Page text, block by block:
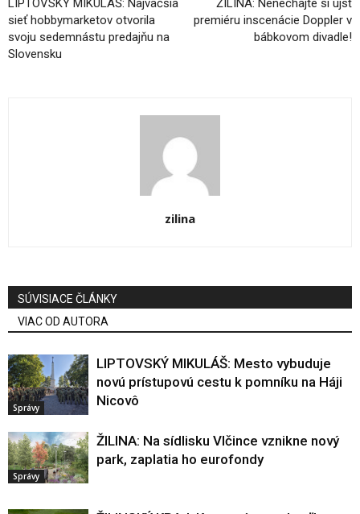
LIPTOVSKÝ MIKULÁŠ: Najväčšia
sieť hobbymarketov otvorila
svoju sedemnástu predajňu na
Slovensku
ŽILINA: Nenechajte si ujsť
premiéru inscenácie Doppler v
bábkovom divadle!
zilina
SÚVISIACE ČLÁNKY
VIAC OD AUTORA
Správy
LIPTOVSKÝ MIKULÁŠ: Mesto vybuduje
novú prístupovú cestu k pomníku na Háji
Nicovô
Správy
ŽILINA: Na sídlisku Vlčince vznikne nový
park, zaplatia ho eurofondy